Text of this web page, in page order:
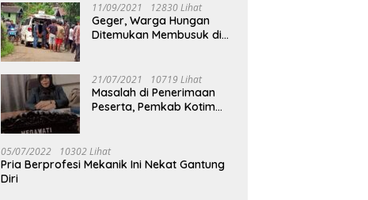
11/09/2021 12830 Lihat
Geger, Warga Hungan
Ditemukan Membusuk di
21/07/2021 10719 Lihat
Masalah di Penerimaan
Peserta, Pemkab Kotim
05/07/2022 10302 Lihat
Pria Berprofesi Mekanik Ini Nekat Gantung
Diri